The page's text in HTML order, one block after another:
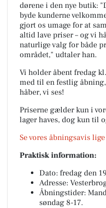
dørene i den nye butik:
byde kunderne
gjort os umage for at
altid lave priser – og vi
naturlige valg for både
området," udtaler han.
Vi holder åbent fredag
med til en festlig
håber, vi ses!
Priserne gælder kun i
lager haves, dog kun til
Se vores åbningsavis
Praktisk information:
Dato: fredag den
Adresse:
Åbningstider:
søndag 8-17.